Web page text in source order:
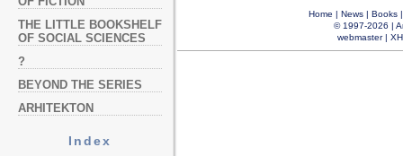
THE LITTLE BOOKSHELF
OF SOCIAL SCIENCES
?
BEYOND THE SERIES
ARHITEKTON
Index
Home | News| Books
© 1997-2026 |
webmaster|